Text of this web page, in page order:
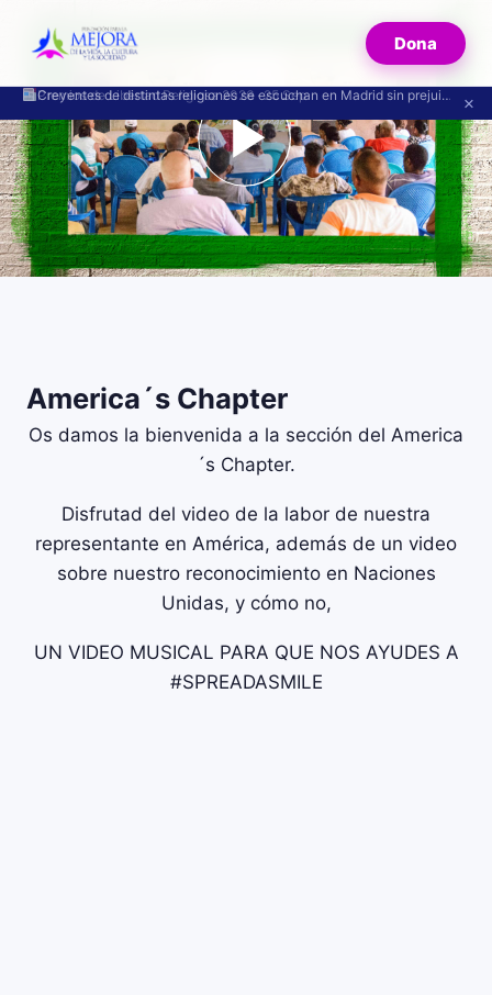
Dona
Premios de Libertad Religiosa 2026 · 25 Sep Creyentes de distintas religiones se escuchan en Madrid sin prejuicios ×
AMERICAS
America´s Chapter
Os damos la bienvenida a la sección del America
´s Chapter.
Disfrutad del video de la labor de nuestra
representante en América, además de un video
sobre nuestro reconocimiento en Naciones
Unidas, y cómo no,
UN VIDEO MUSICAL PARA QUE NOS AYUDES A
#SPREADASMILE